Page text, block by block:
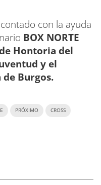
con la ayuda
BOX NORTE
Hontoria del
y el
Burgos.
PRÓXIMO CROSS